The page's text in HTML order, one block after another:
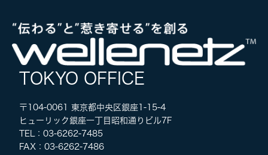
TOKYO OFFICE
〒104-0061 東京都中央区銀座1-15-4
ヒューリック銀座一丁目昭和通りビル7F
TEL：03-6262-7485
FAX：03-6262-7486